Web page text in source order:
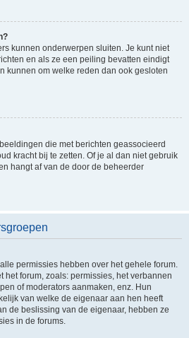
kunnen onderwerpen sluiten. Je kunt niet
en als ze een peiling bevatten eindigt
kunnen om welke reden dan ook gesloten
die met berichten geassocieerd
kracht bij te zetten. Of je al dan niet gebruik
hangt af van de door de beheerder
permissies hebben over het gehele forum.
het forum, zoals: permissies, het verbannen
of moderators aanmaken, enz. Hun
van welke de eigenaar aan hen heeft
de beslissing van de eigenaar, hebben ze
in de forums.